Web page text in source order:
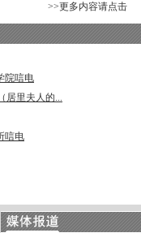
力, ...
>>更多内容请点击
院唁电
居里夫人的...
唁电